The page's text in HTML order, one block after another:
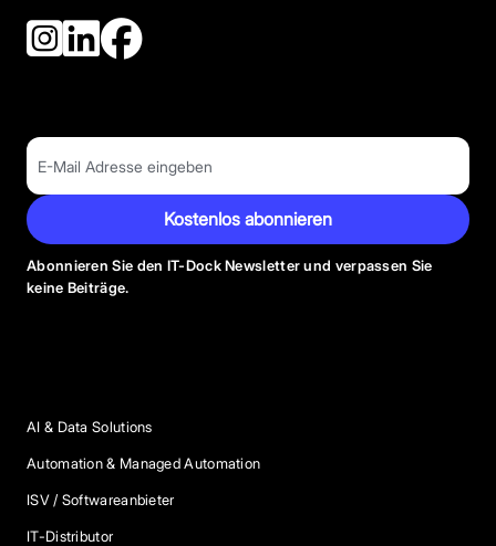
Kostenlos abonnieren
Abonnieren Sie den IT-Dock Newsletter und verpassen Sie
keine Beiträge.
AI & Data Solutions
Automation & Managed Automation
ISV / Softwareanbieter
IT-Distributor